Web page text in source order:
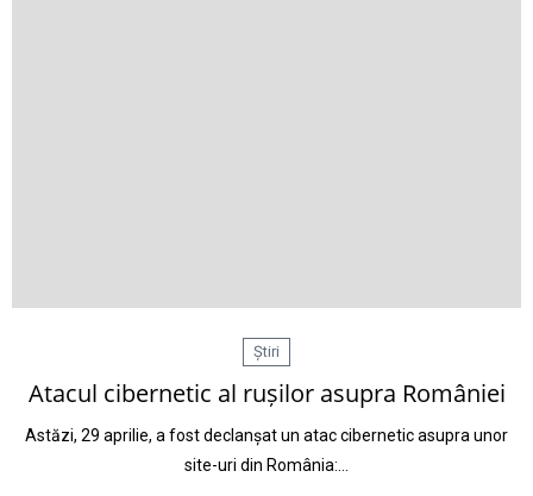
Știri
Atacul cibernetic al rușilor asupra României
Astăzi, 29 aprilie, a fost declanșat un atac cibernetic asupra unor
site-uri din România:…